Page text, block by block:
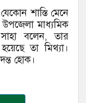
শাস্তি মেনে
মাধ্যমিক
বলেন, তার
তা মিথ্যা।
হোক।